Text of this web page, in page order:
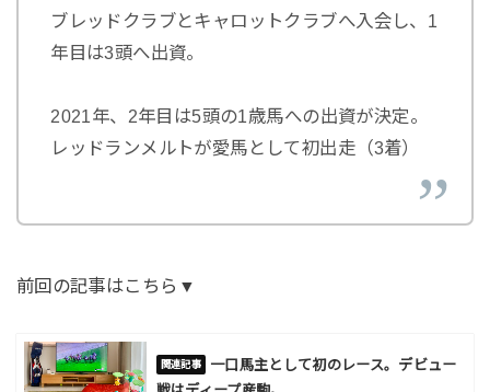
ブレッドクラブとキャロットクラブへ入会し、1
年目は3頭へ出資。
2021年、2年目は5頭の1歳馬への出資が決定。
レッドランメルトが愛馬として初出走（3着）
前回の記事はこちら▼
一口馬主として初のレース。デビュー